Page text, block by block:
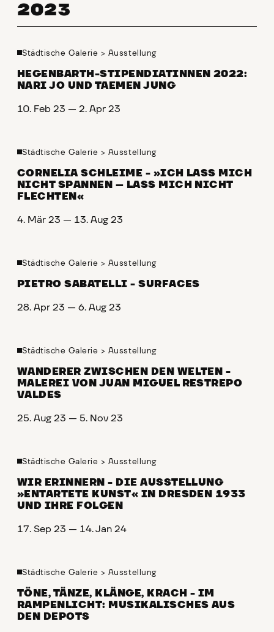
2023
Städtische Galerie > Ausstellung
HEGENBARTH-STIPENDIATINNEN 2022:
NARI JO UND TAEMEN JUNG
10. Feb 23 — 2. Apr 23
Städtische Galerie > Ausstellung
CORNELIA SCHLEIME - »ICH LASS MICH
NICHT SPANNEN – LASS MICH NICHT
FLECHTEN«
4. Mär 23 — 13. Aug 23
Städtische Galerie > Ausstellung
PIETRO SABATELLI - SURFACES
28. Apr 23 — 6. Aug 23
Städtische Galerie > Ausstellung
WANDERER ZWISCHEN DEN WELTEN -
MALEREI VON JUAN MIGUEL RESTREPO
VALDES
25. Aug 23 — 5. Nov 23
Städtische Galerie > Ausstellung
WIR ERINNERN - DIE AUSSTELLUNG
»ENTARTETE KUNST« IN DRESDEN 1933
UND IHRE FOLGEN
17. Sep 23 — 14. Jan 24
Städtische Galerie > Ausstellung
TÖNE, TÄNZE, KLÄNGE, KRACH - IM
RAMPENLICHT: MUSIKALISCHES AUS
DEN DEPOTS